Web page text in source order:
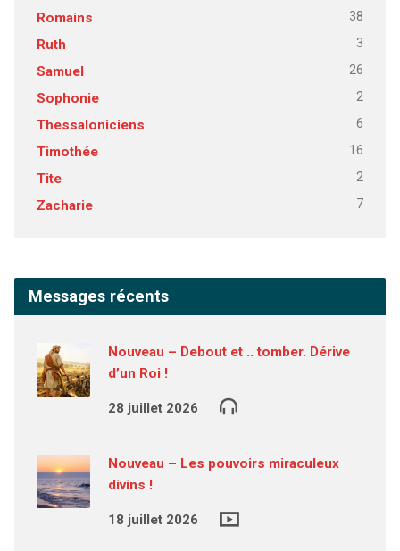
Romains 38
Ruth 3
Samuel 26
Sophonie 2
Thessaloniciens 6
Timothée 16
Tite 2
Zacharie 7
Messages récents
Nouveau – Debout et .. tomber. Dérive
d’un Roi !
28 juillet 2026
Nouveau – Les pouvoirs miraculeux
divins !
18 juillet 2026